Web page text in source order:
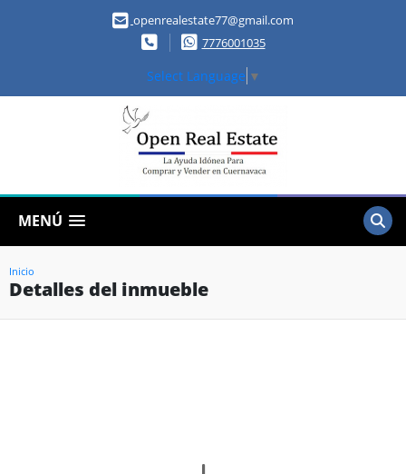
openrealestate77@gmail.com
7776001035
Select Language ▼
MENÚ
Inicio
Detalles del inmueble